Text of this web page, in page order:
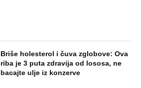
Briše holesterol i čuva zglobove: Ova
riba je 3 puta zdravija od lososa, ne
bacajte ulje iz konzerve